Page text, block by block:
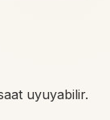
uyuyabilir.